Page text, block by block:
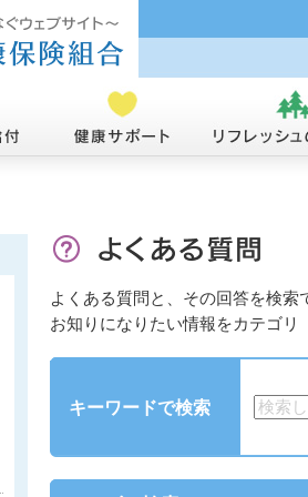
よくある質問と、その回答を検索
お知りになりたい情報をカテゴ
キーワードで検索